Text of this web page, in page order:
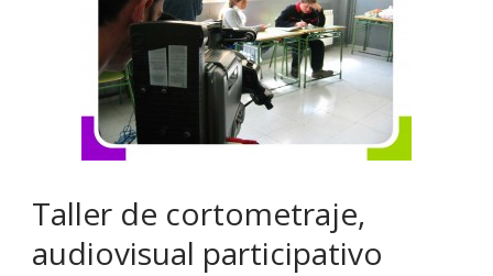
Taller de cortometraje,
audiovisual participativo